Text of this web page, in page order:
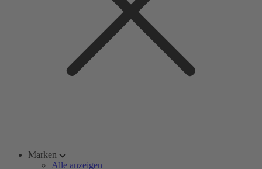
Marken
Alle anzeigen